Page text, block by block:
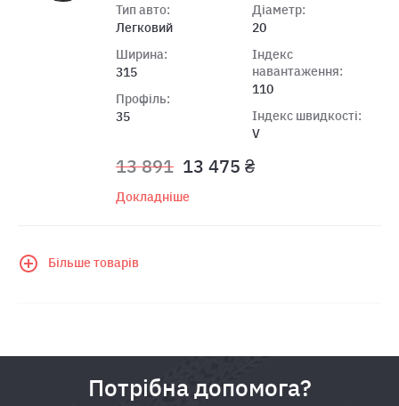
Тип авто:
Легковий
Ширина:
315
Профіль:
35
Діаметр:
20
Індекс
навантаження:
110
Індекс швидкості:
V
13 891 13 475 ₴
Докладніше
Більше товарів
Потрібна допомога?